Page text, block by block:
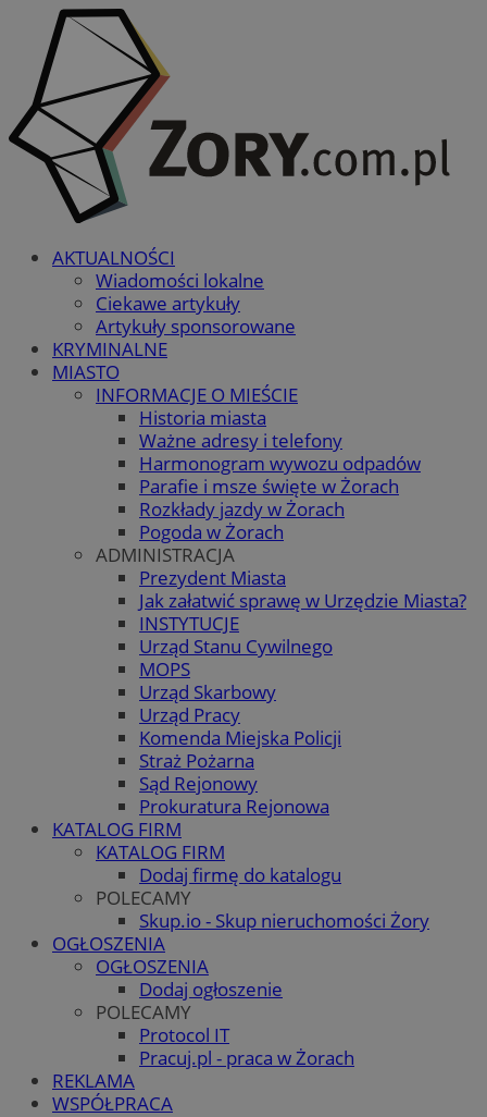
AKTUALNOŚCI
Wiadomości lokalne
Ciekawe artykuły
Artykuły sponsorowane
KRYMINALNE
MIASTO
INFORMACJE O MIEŚCIE
Historia miasta
Ważne adresy i telefony
Harmonogram wywozu odpadów
Parafie i msze święte w Żorach
Rozkłady jazdy w Żorach
Pogoda w Żorach
ADMINISTRACJA
Prezydent Miasta
Jak załatwić sprawę w Urzędzie Miasta?
INSTYTUCJE
Urząd Stanu Cywilnego
MOPS
Urząd Skarbowy
Urząd Pracy
Komenda Miejska Policji
Straż Pożarna
Sąd Rejonowy
Prokuratura Rejonowa
KATALOG FIRM
KATALOG FIRM
Dodaj firmę do katalogu
POLECAMY
Skup.io - Skup nieruchomości Żory
OGŁOSZENIA
OGŁOSZENIA
Dodaj ogłoszenie
POLECAMY
Protocol IT
Pracuj.pl - praca w Żorach
REKLAMA
WSPÓŁPRACA